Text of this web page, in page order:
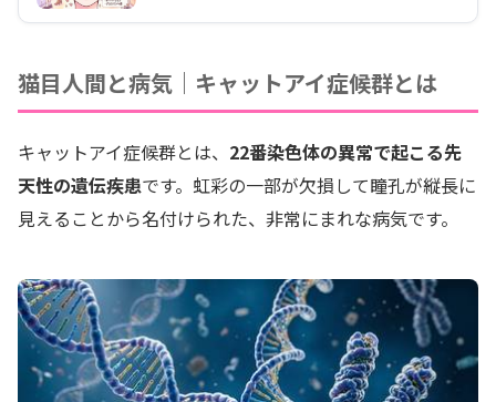
猫目人間と病気｜キャットアイ症候群とは
キャットアイ症候群とは、 22番染色体の異常で起こる先
天性の遺伝疾患です。虹彩の一部が欠損して瞳孔が縦長に
見えることから名付けられた、非常にまれな病気です。